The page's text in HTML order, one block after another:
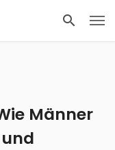
Männer